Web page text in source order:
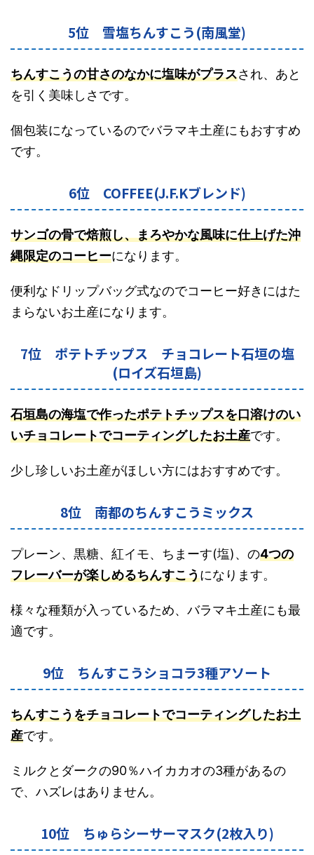
5位 雪塩ちんすこう(南風堂)
ちんすこうの甘さのなかに塩味がプラスされ、あと
を引く美味しさです。
個包装になっているのでバラマキ土産にもおすすめ
です。
6位 COFFEE(J.F.Kブレンド)
サンゴの骨で焙煎し、まろやかな風味に仕上げた沖
縄限定のコーヒーになります。
便利なドリップバッグ式なのでコーヒー好きにはた
まらないお土産になります。
7位 ポテトチップス チョコレート石垣の塩
(ロイズ石垣島)
石垣島の海塩で作ったポテトチップスを口溶けのい
いチョコレートでコーティングしたお土産です。
少し珍しいお土産がほしい方にはおすすめです。
8位 南都のちんすこうミックス
プレーン、黒糖、紅イモ、ちまーす(塩)、の4つの
フレーバーが楽しめるちんすこうになります。
様々な種類が入っているため、バラマキ土産にも最
適です。
9位 ちんすこうショコラ3種アソート
ちんすこうをチョコレートでコーティングしたお土
産です。
ミルクとダークの90％ハイカカオの3種があるの
で、ハズレはありません。
10位 ちゅらシーサーマスク(2枚入り)